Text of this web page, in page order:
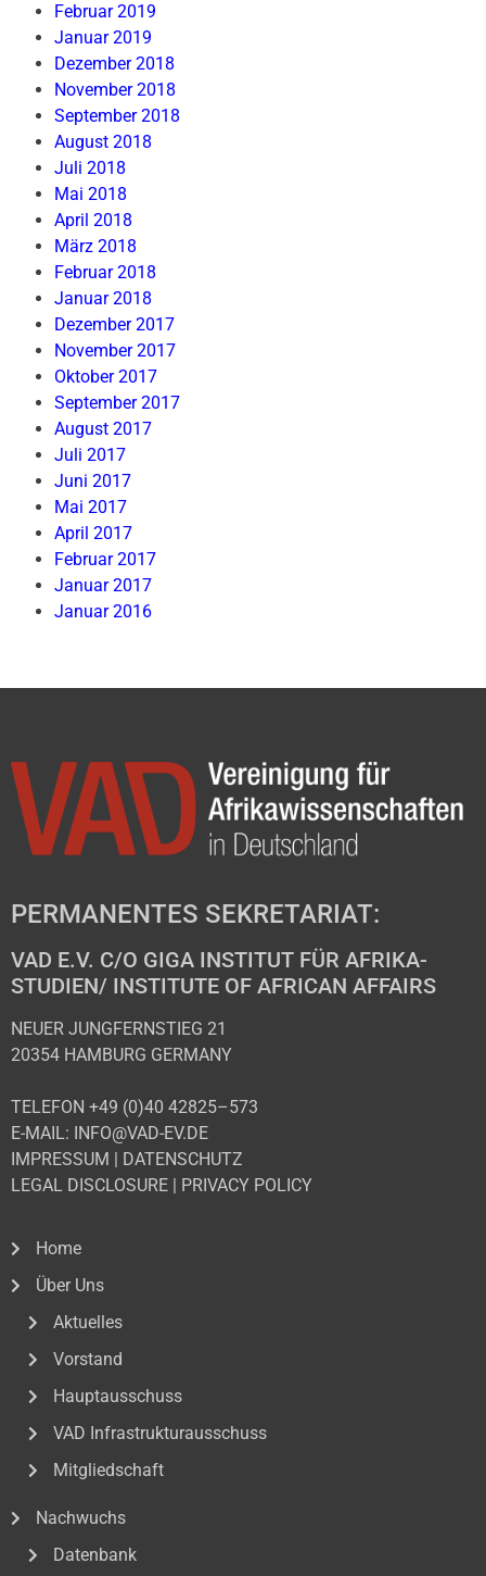
Februar 2019
Januar 2019
Dezember 2018
November 2018
September 2018
August 2018
Juli 2018
Mai 2018
April 2018
März 2018
Februar 2018
Januar 2018
Dezember 2017
November 2017
Oktober 2017
September 2017
August 2017
Juli 2017
Juni 2017
Mai 2017
April 2017
Februar 2017
Januar 2017
Januar 2016
PERMANENTES SEKRETARIAT:
VAD E.V. C/O GIGA INSTITUT FÜR AFRIKA-
STUDIEN/ INSTITUTE OF AFRICAN AFFAIRS
NEUER JUNGFERNSTIEG 21
20354 HAMBURG GERMANY
TELEFON +49 (0)40 42825–573
E-MAIL: INFO@VAD-EV.DE
IMPRESSUM | DATENSCHUTZ
LEGAL DISCLOSURE | PRIVACY POLICY
Home
Über Uns
Aktuelles
Vorstand
Hauptausschuss
VAD Infrastrukturausschuss
Mitgliedschaft
Nachwuchs
Datenbank